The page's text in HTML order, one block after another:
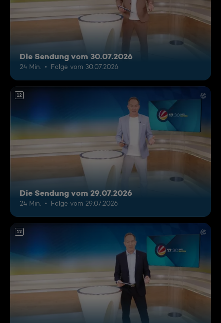
Die Sendung vom 30.07.2026
24 Min. Folge vom 30.07.2026
12
Die Sendung vom 29.07.2026
24 Min. Folge vom 29.07.2026
12